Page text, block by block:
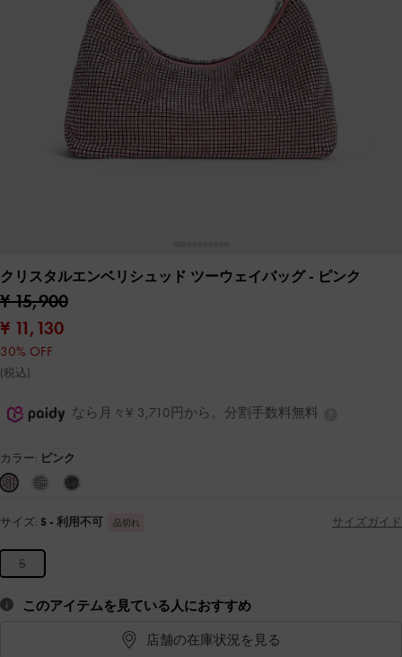
クリスタルエンベリシュッド ツーウェイバッグ- ピンク
¥ 15,900
¥ 11,130
30% OFF
(税込)
なら月々¥ 3,710円から。分割手数料無料
カラー: ピンク
サイズ: S - 利用不可 品切れ サイズガイド
S
このアイテムを見ている人におすすめ
店舗の在庫状況を見る